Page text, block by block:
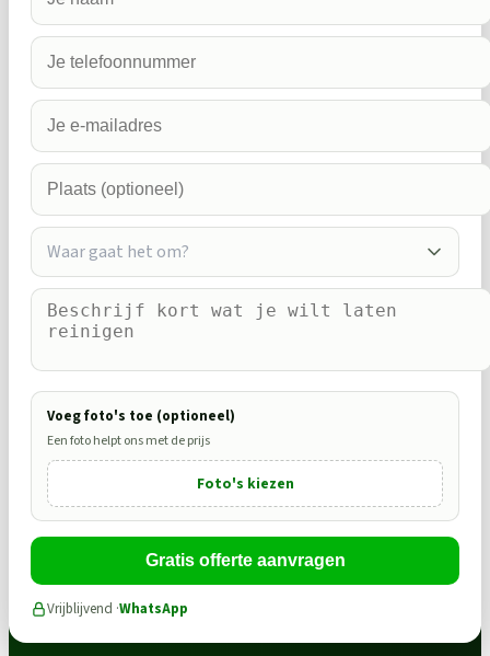
Waar gaat het om?
Voeg foto's toe (optioneel)
Een foto helpt ons met de prijs
Foto's kiezen
Gratis offerte aanvragen
Vrijblijvend ·WhatsApp